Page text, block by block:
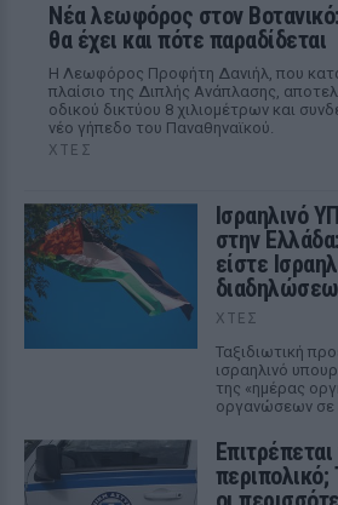
Νέα λεωφόρος στον
θα έχει και πότε παραδίδεται
Η Λεωφόρος Προφήτη Δανιήλ, που
πλαίσιο της Διπλής Ανάπλασης,
οδικού δικτύου 8 χιλιομέτρων και
νέο γήπεδο του Παναθηναϊκού.
ΧΤΕΣ
Ισραηλινό
στην
είστε
ΧΤΕΣ
Ταξιδιωτική
ισραηλινό
της «ημέρας
οργανώσεων σε